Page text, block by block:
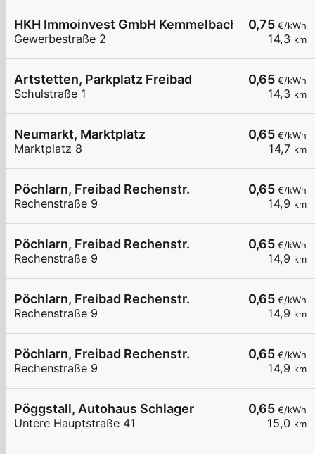
0,75 €/kWh
14,3 km
HKH Immoinvest GmbH Kemmelbach
Gewerbestraße 2
0,65 €/kWh
14,3 km
Artstetten, Parkplatz Freibad
Schulstraße 1
0,65 €/kWh
14,7 km
Neumarkt, Marktplatz
Marktplatz 8
0,65 €/kWh
14,9 km
Pöchlarn, Freibad Rechenstr.
Rechenstraße 9
0,65 €/kWh
14,9 km
Pöchlarn, Freibad Rechenstr.
Rechenstraße 9
0,65 €/kWh
14,9 km
Pöchlarn, Freibad Rechenstr.
Rechenstraße 9
0,65 €/kWh
14,9 km
Pöchlarn, Freibad Rechenstr.
Rechenstraße 9
0,65 €/kWh
15,0 km
Pöggstall, Autohaus Schlager
Untere Hauptstraße 41